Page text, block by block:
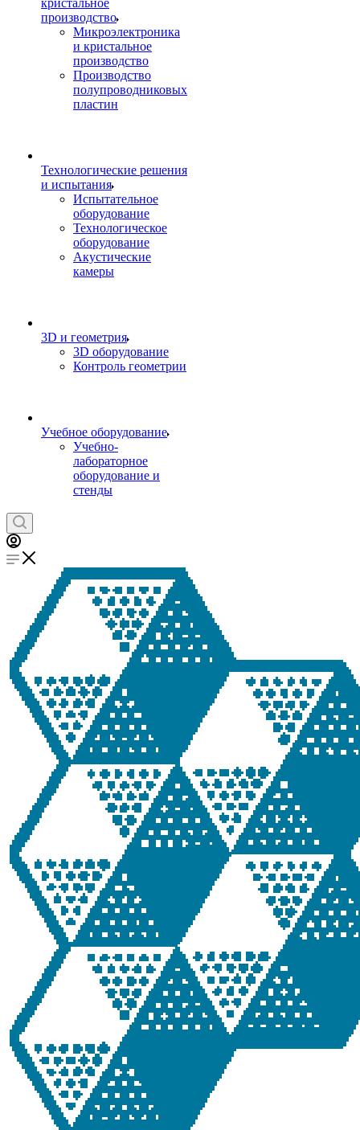
кристальное
производство
Микроэлектроника
и кристальное
производство
Производство
полупроводниковых
пластин
Технологические решения
и испытания
Испытательное
оборудование
Технологическое
оборудование
Акустические
камеры
3D и геометрия
3D оборудование
Контроль геометрии
Учебное оборудование
Учебно-
лабораторное
оборудование и
стенды